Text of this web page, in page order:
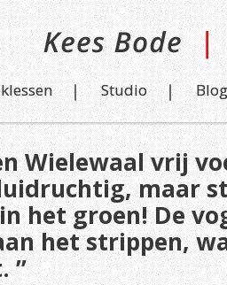
Studio Blog
Wielewaal vrij
maar
het groen! De
het strippen,
”